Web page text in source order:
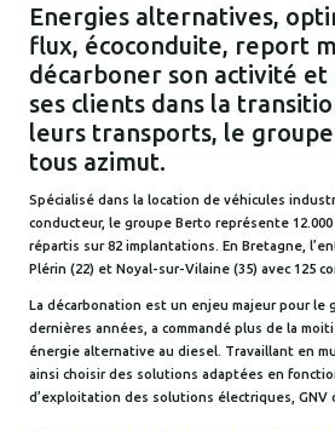
Energies alternatives,
flux, écoconduite, report
décarboner son activité et
ses clients dans la
leurs transports, le
tous azimut.
Spécialisé dans la location de véhicules
conducteur, le groupe Berto représente
répartis sur 82 implantations. En Bretagne,
Plérin (22) et Noyal-sur-Vilaine (35) avec 125
La décarbonation est un enjeu majeur pour le
dernières années, a commandé plus de la
énergie alternative au diesel. Travaillant en
ainsi choisir des solutions adaptées en
d’exploitation des solutions électriques, GNV